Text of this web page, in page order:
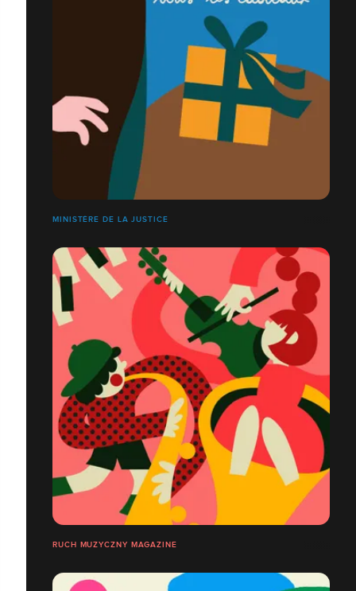
MINISTÈRE DE LA JUSTICE
RUCH MUZYCZNY MAGAZINE